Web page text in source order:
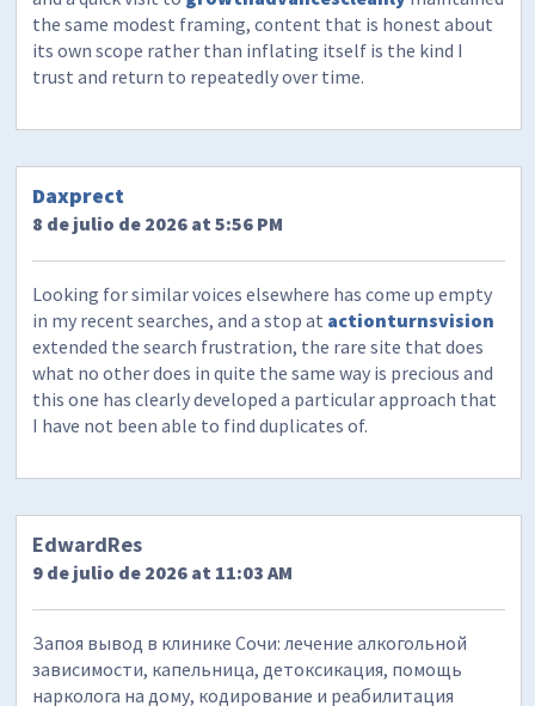
the same modest framing, content that is honest about
its own scope rather than inflating itself is the kind I
trust and return to repeatedly over time.
Daxprect
8 de julio de 2026 at 5:56 PM
Looking for similar voices elsewhere has come up empty
in my recent searches, and a stop at actionturnsvision
extended the search frustration, the rare site that does
what no other does in quite the same way is precious and
this one has clearly developed a particular approach that
I have not been able to find duplicates of.
EdwardRes
9 de julio de 2026 at 11:03 AM
Запоя вывод в клинике Сочи: лечение алкогольной
зависимости, капельница, детоксикация, помощь
нарколога на дому, кодирование и реабилитация